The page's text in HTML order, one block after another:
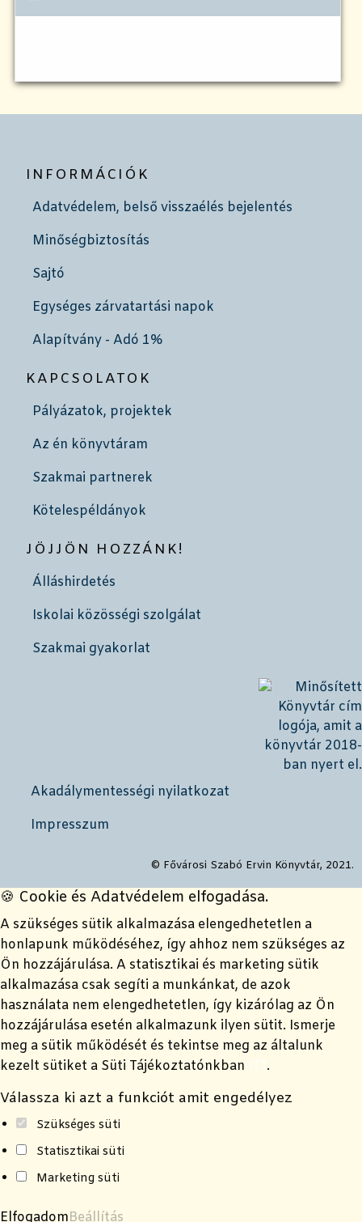
INFORMÁCIÓK
Adatvédelem, belső visszaélés bejelentés
Minőségbiztosítás
Sajtó
Egységes zárvatartási napok
Alapítvány - Adó 1%
KAPCSOLATOK
Pályázatok, projektek
Az én könyvtáram
Szakmai partnerek
Kötelespéldányok
JÖJJÖN HOZZÁNK!
Álláshirdetés
Iskolai közösségi szolgálat
Szakmai gyakorlat
Akadálymentességi nyilatkozat
Impresszum
© Fővárosi Szabó Ervin Könyvtár, 2021.
🍪 Cookie és Adatvédelem elfogadása.
A szükséges sütik alkalmazása elengedhetetlen a
honlapunk működéséhez, így ahhoz nem szükséges az
Ön hozzájárulása. A statisztikai és marketing sütik
alkalmazása csak segíti a munkánkat, de azok
használata nem elengedhetetlen, így kizárólag az Ön
hozzájárulása esetén alkalmazunk ilyen sütit. Ismerje
meg a sütik működését és tekintse meg az általunk
kezelt sütiket a Süti Tájékoztatónkban
.
Válassza ki azt a funkciót amit engedélyez
Szükséges süti
Statisztikai süti
Marketing süti
ElfogadomBeállítás